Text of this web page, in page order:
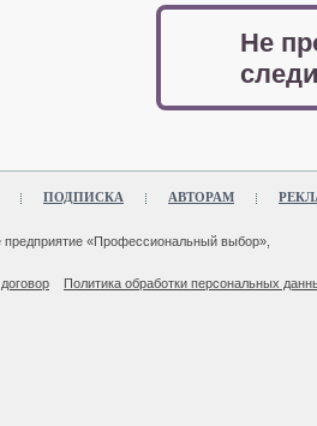
Не
ПОДПИСКА АВТОРАМ
«Профессиональный выбор»,
Политика обработки персональных